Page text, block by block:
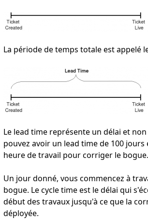
La période de temps totale est appelé
Le lead time représente un délai et
pouvez avoir un lead time de 100 jours
heure de travail pour corriger le bogue.
Un jour donné, vous commencez à
bogue. Le cycle time est le délai qui
début des travaux jusqu'à ce que la
déployée.